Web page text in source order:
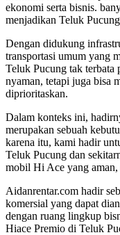
ekonomi serta bisnis.
menjadikan Teluk
Dengan didukung
transportasi umum yang
Teluk Pucung tak terbata
nyaman, tetapi juga bisa
diprioritaskan.
Dalam konteks ini,
merupakan sebuah
karena itu, kami hadir
Teluk Pucung dan
mobil Hi Ace yang aman,
Aidanrentar.com hadir
komersial yang dapat
dengan ruang lingkup
Hiace Premio di Teluk